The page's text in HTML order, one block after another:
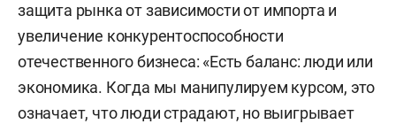
защита рынка от зависимости от импорта и
увеличение конкурентоспособности
отечественного бизнеса: «Есть баланс: люди или
экономика. Когда мы манипулируем курсом, это
означает, что люди страдают, но выигрывает